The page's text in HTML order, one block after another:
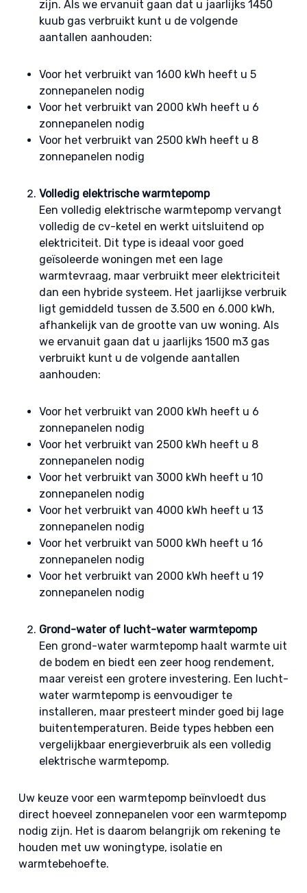
zijn. Als we ervanuit gaan dat u jaarlijks 1450
kuub gas verbruikt kunt u de volgende
aantallen aanhouden:
Voor het verbruikt van 1600 kWh heeft u 5
zonnepanelen nodig
Voor het verbruikt van 2000 kWh heeft u 6
zonnepanelen nodig
Voor het verbruikt van 2500 kWh heeft u 8
zonnepanelen nodig
Volledig elektrische warmtepomp
Een volledig elektrische warmtepomp vervangt
volledig de cv-ketel en werkt uitsluitend op
elektriciteit. Dit type is ideaal voor goed
geïsoleerde woningen met een lage
warmtevraag, maar verbruikt meer elektriciteit
dan een hybride systeem. Het jaarlijkse verbruik
ligt gemiddeld tussen de 3.500 en 6.000 kWh,
afhankelijk van de grootte van uw woning. Als
we ervanuit gaan dat u jaarlijks 1500 m3 gas
verbruikt kunt u de volgende aantallen
aanhouden:
Voor het verbruikt van 2000 kWh heeft u 6
zonnepanelen nodig
Voor het verbruikt van 2500 kWh heeft u 8
zonnepanelen nodig
Voor het verbruikt van 3000 kWh heeft u 10
zonnepanelen nodig
Voor het verbruikt van 4000 kWh heeft u 13
zonnepanelen nodig
Voor het verbruikt van 5000 kWh heeft u 16
zonnepanelen nodig
Voor het verbruikt van 2000 kWh heeft u 19
zonnepanelen nodig
Grond-water of lucht-water warmtepomp
Een grond-water warmtepomp haalt warmte uit
de bodem en biedt een zeer hoog rendement,
maar vereist een grotere investering. Een lucht-
water warmtepomp is eenvoudiger te
installeren, maar presteert minder goed bij lage
buitentemperaturen. Beide types hebben een
vergelijkbaar energieverbruik als een volledig
elektrische warmtepomp.
Uw keuze voor een warmtepomp beïnvloedt dus
direct hoeveel zonnepanelen voor een warmtepomp
nodig zijn. Het is daarom belangrijk om rekening te
houden met uw woningtype, isolatie en
warmtebehoefte.